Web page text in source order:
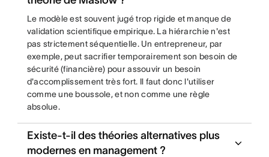
Le modèle est souvent jugé trop rigide et manque de
validation scientifique empirique. La hiérarchie n'est
pas strictement séquentielle. Un entrepreneur, par
exemple, peut sacrifier temporairement son besoin de
sécurité (financière) pour assouvir un besoin
d'accomplissement très fort. Il faut donc l'utiliser
comme une boussole, et non comme une règle
absolue.
Existe-t-il des théories alternatives plus
modernes en management ?